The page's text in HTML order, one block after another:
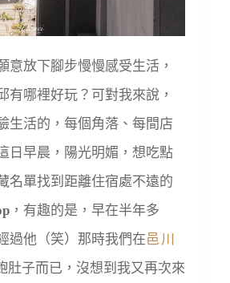
意放下腳步慢慢感受生活，
有哪裡好玩？可對我來說，
生活的，每個角落、每間店
日早晨，陽光明媚，想吃點
名單找到距離住宿處不遠的
，有趣的是，早在半年多
過他（笑）那時我們在邑川
肚子而已，沒想到我又再次來